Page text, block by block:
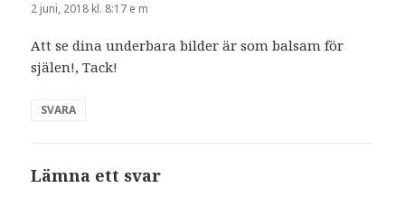
2 juni, 2018 kl. 8:17 e m
Att se dina underbara bilder är som balsam för
själen!, Tack!
SVARA
Lämna ett svar